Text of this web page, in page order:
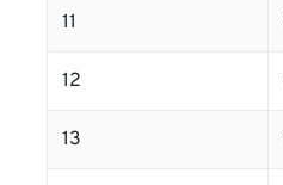
11
12
13